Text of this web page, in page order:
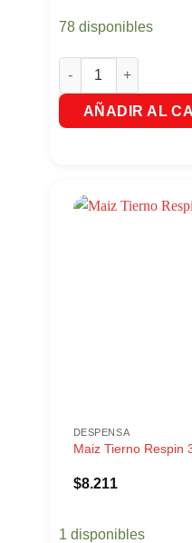
78 disponibles
Atun Mar Paraiso -
AÑADIR AL
DESPENSA
Maiz Tierno Respin
$8.211
1 disponibles